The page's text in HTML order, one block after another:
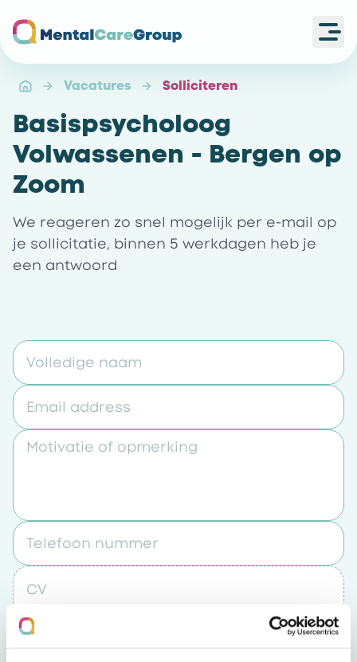
Vacatures Solliciteren
Basispsycholoog
Volwassenen - Bergen op
Zoom
We reageren zo snel mogelijk per e-mail op
je sollicitatie, binnen 5 werkdagen heb je
een antwoord
Volledige naam
Email address
Motivatie of opmerking
Telefoon nummer
CV